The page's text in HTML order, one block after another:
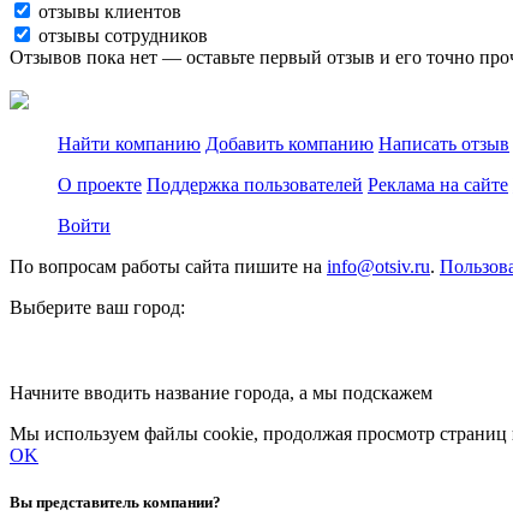
отзывы клиентов
отзывы сотрудников
Отзывов пока нет — оставьте первый отзыв и его точно
Найти компанию Добавить компанию Написать отзыв
О проекте Поддержка пользователей Реклама на сайте
Войти
По вопросам работы сайта пишите на info@otsiv.ru.
Выберите ваш город:
Начните вводить название города, а мы подскажем
Мы используем файлы cookie, продолжая просмотр страниц
OK
Вы представитель компании?